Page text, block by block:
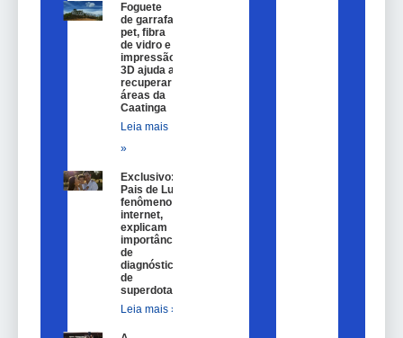
Foguete
de garrafa
pet, fibra
de vidro e
impressão
3D ajuda a
recuperar
áreas da
Caatinga
Leia mais
»
Exclusivo:
Pais de Lulu,
fenômeno na
internet,
explicam
importância
de
diagnóstico
de
superdotação
Leia mais »